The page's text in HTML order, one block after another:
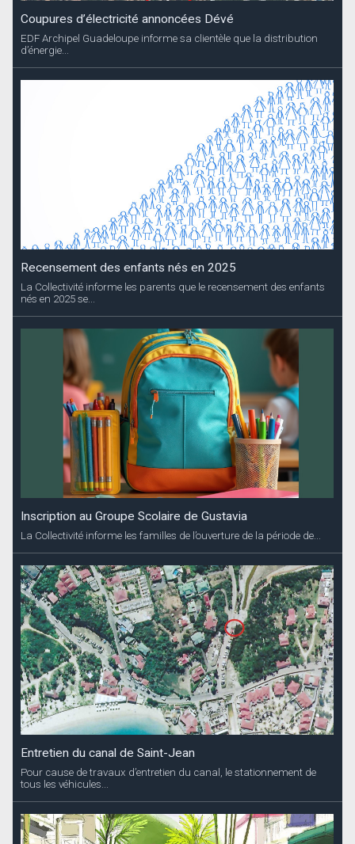
Coupures d’électricité annoncées Dévé
EDF Archipel Guadeloupe informe sa clientèle que la distribution
d’énergie...
Recensement des enfants nés en 2025
La Collectivité informe les parents que le recensement des enfants
nés en 2025 se...
Inscription au Groupe Scolaire de Gustavia
La Collectivité informe les familles de l’ouverture de la période de...
Entretien du canal de Saint-Jean
Pour cause de travaux d’entretien du canal, le stationnement de
tous les véhicules...